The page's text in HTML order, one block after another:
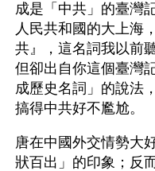
成是「中共」的臺灣
人民共和國的大上海
共』，這名詞我以前
但卻出自你這個臺灣
成歷史名詞」的說法
搞得中共好不尷尬。
唐在中國外交情勢大
狀百出」的印象；反